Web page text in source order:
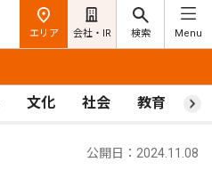
エリア 会社・IR 検索 Menu
文化 社会 教育 ス
公開日：2024.11.08